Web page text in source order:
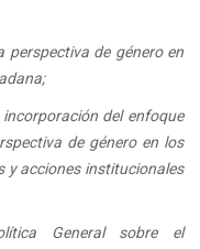
de género en
del enfoque
de género en los
y acciones institucionales
General sobre el